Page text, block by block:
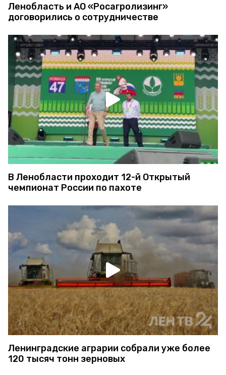
Ленобласть и АО «Росагролизинг»
договорились о сотрудничестве
В Ленобласти проходит 12-й Открытый
чемпионат России по пахоте
Ленинградские аграрии собрали уже более
120 тысяч тонн зерновых